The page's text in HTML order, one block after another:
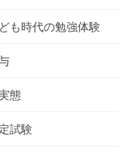
も時代の勉強体験
態
試験